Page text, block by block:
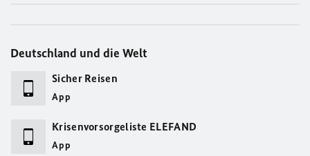
Deutschland und die Welt
Sicher Reisen
App
Krisenvorsorgeliste ELEFAND
App